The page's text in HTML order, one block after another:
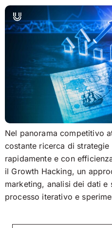
Nel panorama competitivo
costante ricerca di
rapidamente e con
il Growth Hacking, un
marketing, analisi dei dati
processo iterativo e